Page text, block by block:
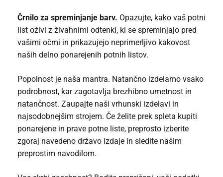
Črnilo za spreminjanje barv. Opazujte, kako vaš potni
list oživi z živahnimi odtenki, ki se spreminjajo pred
vašimi očmi in prikazujejo neprimerljivo kakovost
naših delno ponarejenih potnih listov.
Popolnost je naša mantra. Natančno izdelamo vsako
podrobnost, kar zagotavlja brezhibno umetnost in
natančnost. Zaupajte naši vrhunski izdelavi in
najsodobnejšim strojem. Če želite prek spleta kupiti
ponarejene in prave potne liste, preprosto izberite
zgoraj navedeno državo izdaje in sledite našim
preprostim navodilom.